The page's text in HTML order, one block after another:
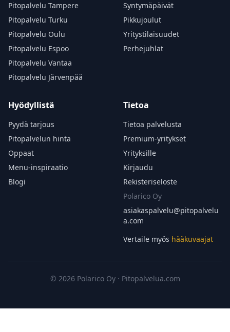
Pitopalvelu Tampere
Pitopalvelu Turku
Pitopalvelu Oulu
Pitopalvelu Espoo
Pitopalvelu Vantaa
Pitopalvelu Järvenpää
Syntymäpäivät
Pikkujoulut
Yritystilaisuudet
Perhejuhlat
Hyödyllistä
Pyydä tarjous
Pitopalvelun hinta
Oppaat
Menu-inspiraatio
Blogi
Tietoa
Tietoa palvelusta
Premium-yritykset
Yrityksille
Kirjaudu
Rekisteriseloste
Polarico Oy
asiakaspalvelu@pitopalvelu
a.com
Vertaile myös hääkuvaajat
© 2026 Polarico Oy · Pitopalvelua.com